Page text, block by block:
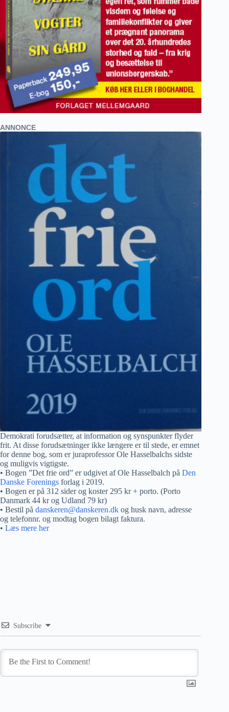
ANNONCE
Demokrati forudsætter, at information og synspunkter flyder
frit. At disse forudsætninger ikke længere er til stede, er emnet
for denne bog, som er juraprofessor Ole Hasselbalchs sidste
og muligvis vigtigste.
• Bogen ”Det frie ord” er udgivet af Ole Hasselbalch på Den
Danske Forenings forlag i 2019.
• Bogen er på 312 sider og koster 295 kr + porto. (Porto
Danmark 44 kr og Udland 79 kr)
• Bestil på danskeren@danskeren.dk og husk navn, adresse
og telefonnr. og modtag bogen bilagt faktura.
• Læs mere her
Subscribe